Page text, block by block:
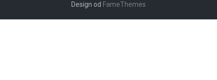
Design od FameThemes